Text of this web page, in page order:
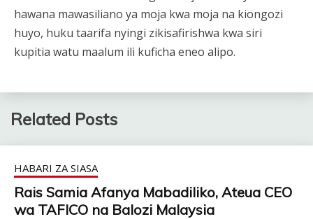
hawana mawasiliano ya moja kwa moja na kiongozi
huyo, huku taarifa nyingi zikisafirishwa kwa siri
kupitia watu maalum ili kuficha eneo alipo.
Related Posts
HABARI ZA SIASA
Rais Samia Afanya Mabadiliko, Ateua CEO
wa TAFICO na Balozi Malaysia